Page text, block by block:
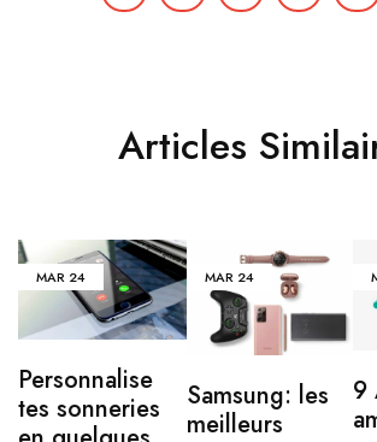
Articles
MAR 24
Personnalise
tes sonneries
MAR 24
Samsung: les
meilleurs
9